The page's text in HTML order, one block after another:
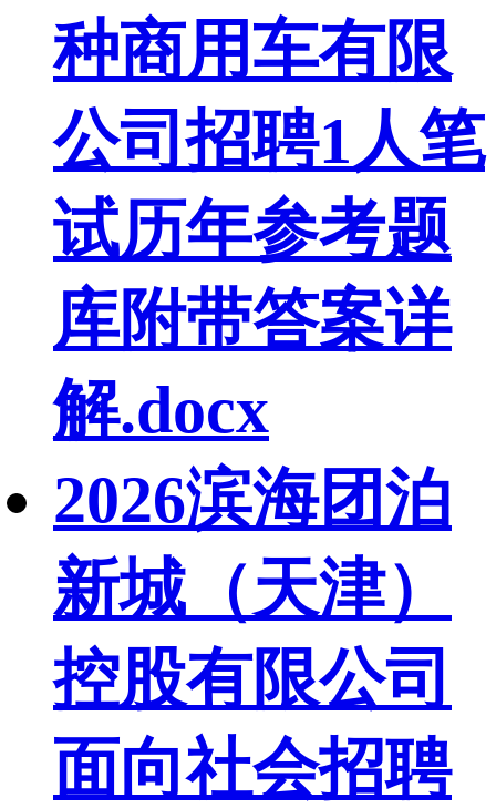
种商用车有限
公司招聘1人笔
试历年参考题
库附带答案详
解.docx
2026滨海团泊
新城（天津）
控股有限公司
面向社会招聘